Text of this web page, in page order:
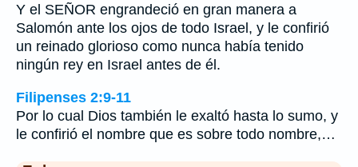
Y el SEÑOR engrandeció en gran manera a
Salomón ante los ojos de todo Israel, y le confirió
un reinado glorioso como nunca había tenido
ningún rey en Israel antes de él.
Filipenses 2:9-11
Por lo cual Dios también le exaltó hasta lo sumo, y
le confirió el nombre que es sobre todo nombre,…